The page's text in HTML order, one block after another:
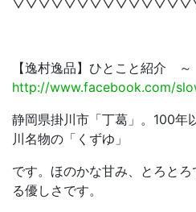
【逸村逸品】ひとこと紹介 ～
http://www.facebook.com/
静岡県掛川市「丁葛」。100年
川名物の「くずゆ」
です。ほのかな甘み、とろと
る優しさです。